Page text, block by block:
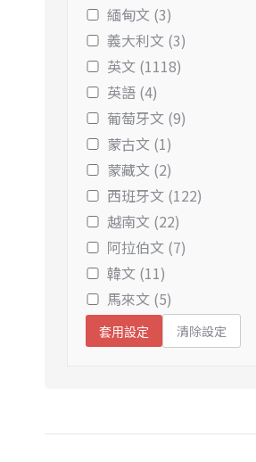
緬甸文 (3)
義大利文 (3)
英文 (1118)
英語 (4)
葡萄牙文 (9)
蒙古文 (1)
蒙藏文 (2)
西班牙文 (122)
越南文 (22)
阿拉伯文 (7)
韓文 (11)
馬來文 (5)
套用設定 清除設定